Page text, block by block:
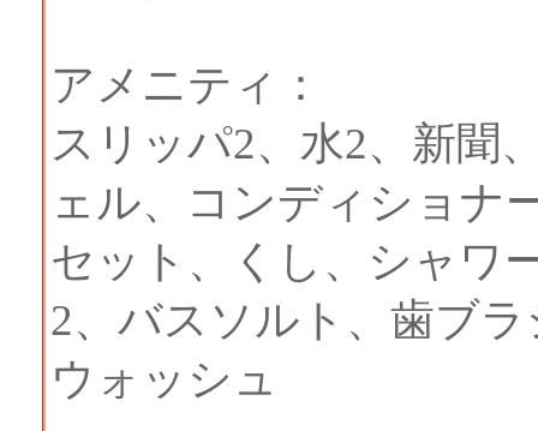
アメニティ：
スリッパ2、水2、新聞
ェル、コンディショナ
セット、くし、シャワ
2、バスソルト、歯ブ
ウォッシュ